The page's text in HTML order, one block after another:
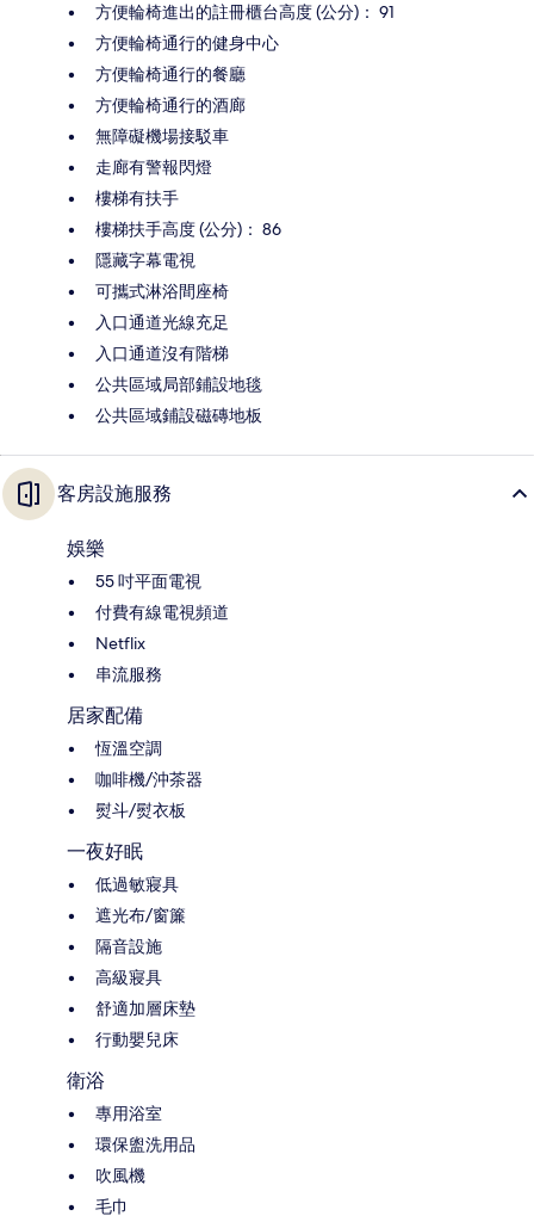
方便輪椅進出的註冊櫃台高度 (公分)： 91
方便輪椅通行的健身中心
方便輪椅通行的餐廳
方便輪椅通行的酒廊
無障礙機場接駁車
走廊有警報閃燈
樓梯有扶手
樓梯扶手高度 (公分)： 86
隱藏字幕電視
可攜式淋浴間座椅
入口通道光線充足
入口通道沒有階梯
公共區域局部鋪設地毯
公共區域鋪設磁磚地板
客房設施服務
娛樂
55 吋平面電視
付費有線電視頻道
Netflix
串流服務
居家配備
恆溫空調
咖啡機/沖茶器
熨斗/熨衣板
一夜好眠
低過敏寢具
遮光布/窗簾
隔音設施
高級寢具
舒適加層床墊
行動嬰兒床
衛浴
專用浴室
環保盥洗用品
吹風機
毛巾